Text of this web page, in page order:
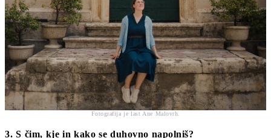
Fotografija je last Ane Malovrh.
3. S čim, kje in kako se duhovno napolniš?